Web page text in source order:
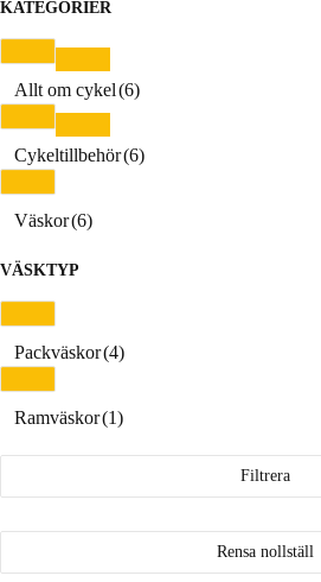
KATEGORIER
Allt om cykel(6)
Cykeltillbehör(6)
Väskor(6)
VÄSKTYP
Packväskor(4)
Ramväskor(1)
Filtrera
Rensa nollställ